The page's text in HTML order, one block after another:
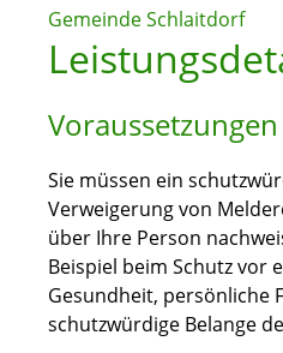
Gemeinde Schlaitdorf
Voraussetzungen
Sie müssen ein
Verweigerung von
über Ihre Person
Beispiel beim Schutz vor
Gesundheit, persönliche
schutzwürdige Belange